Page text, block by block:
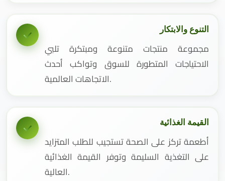
التنوع والابتكار
مجموعة منتجات متنوعة ومبتكرة تلبي
الاحتياجات المتطورة للسوق وتواكب أحدث
الاتجاهات العالمية.
القيمة الغذائية
أطعمة تركز على الصحة تستجيب للطلب المتزايد
على التغذية السليمة وتوفر القيمة الغذائية
العالية.